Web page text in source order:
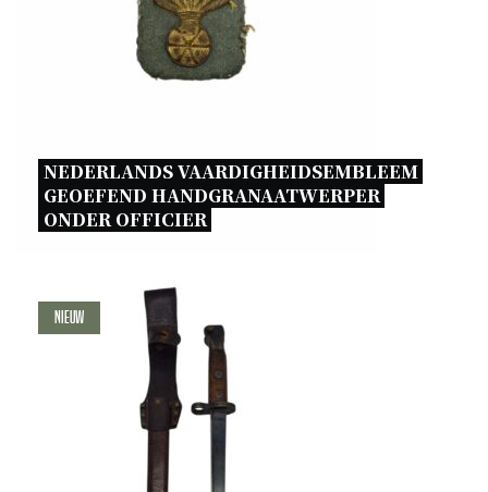
NEDERLANDS VAARDIGHEIDSEMBLEEM
GEOEFEND HANDGRANAATWERPER
ONDER OFFICIER
Nieuw